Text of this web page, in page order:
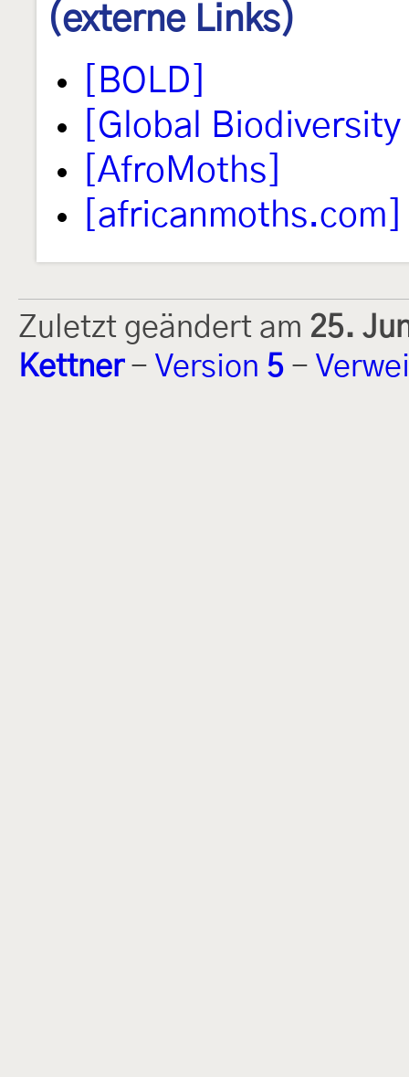
(externe Links)
[BOLD]
[Global
[AfroMoths]
[africanmoths.com]
Zuletzt geändert am 25.
Kettner- Version 5 -